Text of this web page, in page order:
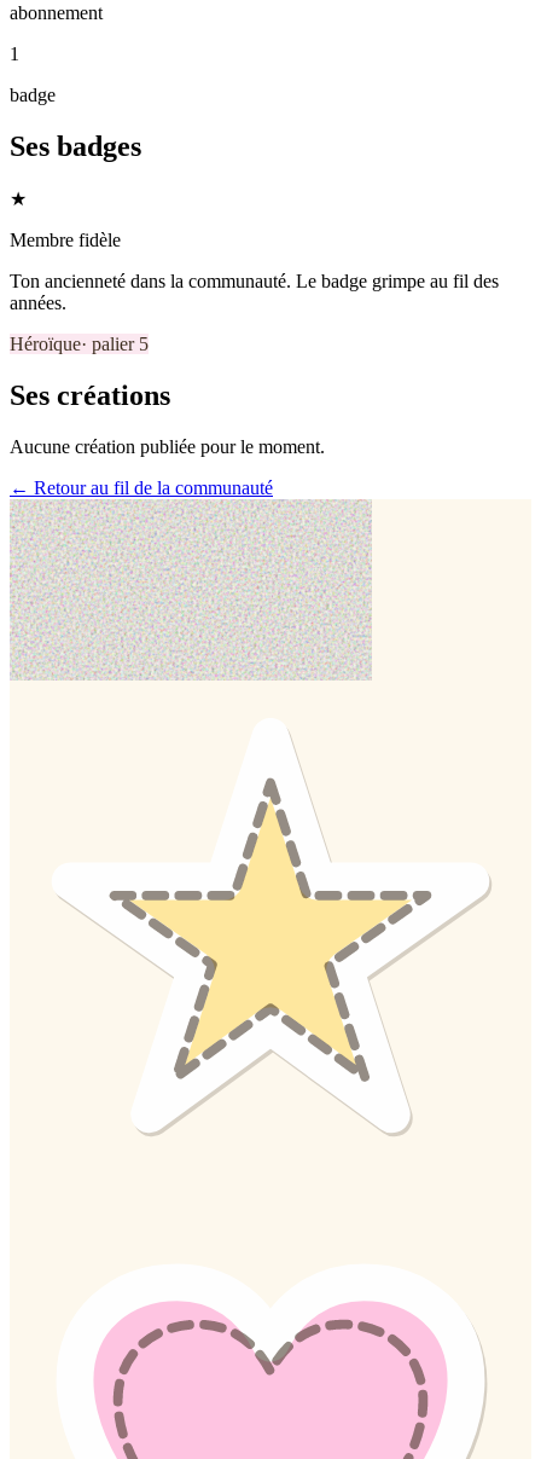
abonnement
1
badge
Ses badges
★
Membre fidèle
Ton ancienneté dans la communauté. Le badge grimpe au fil des
années.
Héroïque· palier 5
Ses créations
Aucune création publiée pour le moment.
← Retour au fil de la communauté